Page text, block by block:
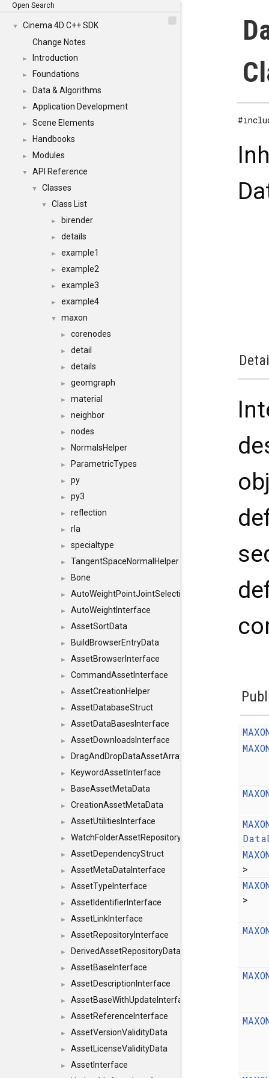
Open Search
▼
Cinema 4D C++ SDK
Change Notes
► Introduction
► Foundations
► Data & Algorithms
► Application Development
► Scene Elements
► Handbooks
► Modules
▼ API Reference
▼ Classes
▼ Class List
► birender
► details
► example1
► example2
► example3
► example4
▼ maxon
► corenodes
► detail
► details
► geomgraph
► material
► neighbor
► nodes
► NormalsHelper
► ParametricTypes
► py
► py3
► reflection
► rla
► specialtype
► TangentSpaceNormalHelper
► Bone
► AutoWeightPointJointSelections
► AutoWeightInterface
► AssetSortData
► BuildBrowserEntryData
► AssetBrowserInterface
► CommandAssetInterface
► AssetCreationHelper
► AssetDatabaseStruct
► AssetDataBasesInterface
► AssetDownloadsInterface
► DragAndDropDataAssetArray
► KeywordAssetInterface
► BaseAssetMetaData
► CreationAssetMetaData
► AssetUtilitiesInterface
► WatchFolderAssetRepositoryInterface
► AssetDependencyStruct
► AssetMetaDataInterface
► AssetTypeInterface
► AssetIdentifierInterface
► AssetLinkInterface
► AssetRepositoryInterface
► DerivedAssetRepositoryDataInterface
► AssetBaseInterface
► AssetDescriptionInterface
► AssetBaseWithUpdateInterface
► AssetReferenceInterface
► AssetVersionValidityData
► AssetLicenseValidityData
►
AssetInterface
>
>